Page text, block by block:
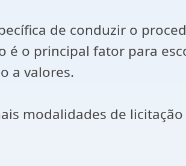
de conduzir o
é o principal fator para
a valores.
modalidades de